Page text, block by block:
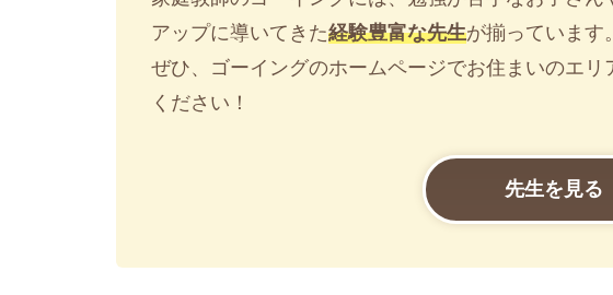
アップに導いてきた経験豊富な先生が揃っています。
ぜひ、ゴーイングのホームページでお住まいのエ
ください！
先生を見る